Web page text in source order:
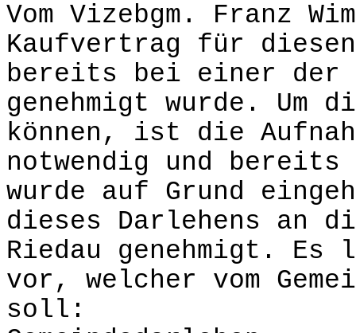
Vom Vizebgm. Franz
Kaufvertrag für
bereits bei einer der
genehmigt wurde. Um
können, ist die
notwendig und
wurde auf Grund
dieses Darlehens an
Riedau genehmigt.
vor, welcher vom
soll: